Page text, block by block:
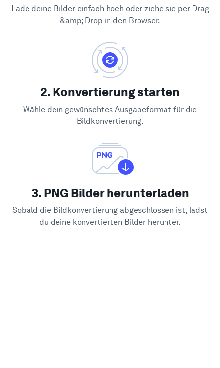
Lade deine Bilder einfach hoch oder ziehe sie per Drag
&amp; Drop in den Browser.
2. Konvertierung starten
Wähle dein gewünschtes Ausgabeformat für die
Bildkonvertierung.
3. PNG Bilder herunterladen
Sobald die Bildkonvertierung abgeschlossen ist, lädst
du deine konvertierten Bilder herunter.